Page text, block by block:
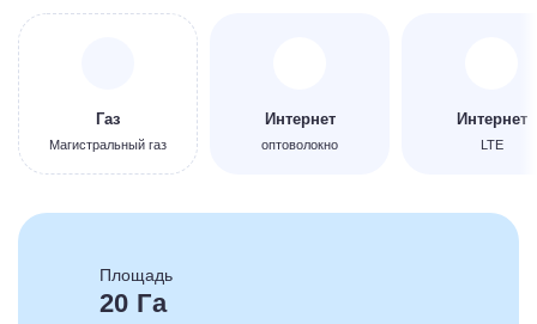
Газ
Магистральный газ
Интернет
оптоволокно
Интернет
LTE
Площадь
20 Га